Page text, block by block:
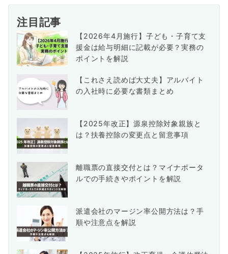
注目記事
【2026年4月施行】子ども・子育て支
援金は給与明細に記載が必要？実務の
ポイントを解説
【これさえ読めば大丈夫】アルバイト
の入社時に必要な書類まとめ
【2025年改正】源泉控除対象親族と
は？扶養控除の変更点と留意事項
離職票の直接交付とは？マイナポータ
ルでの手続きやポイントを解説
派遣会社のマージン率公開方法は？手
順や注意点を解説